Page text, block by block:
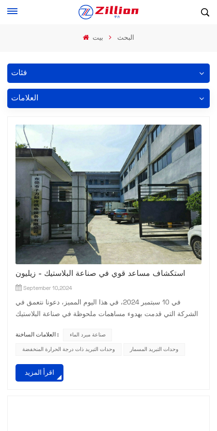
بيت البحث
فئات
العلامات
استكشاف مساعد قوي في صناعة البلاستيك - زيليون
September 10,2024
في 10 سبتمبر 2024، في هذا اليوم المميز، دعونا نتعمق في
الشركة التي قدمت بهدوء مساهمات ملحوظة في صناعة البلاستيك
معدات مساعدة من الدرجة الأولى لصناعة البلاستيك. في أيامها
الأولى، ركزت الشركة على بناء أساس متين من الخبرة في مجال
العلامات الساخنة : صناعة مبرد الماء
وحدات التبريد ذات درجة الحرارة المنخفضة وحدات التبريد المسمار
اقرأ المزيد